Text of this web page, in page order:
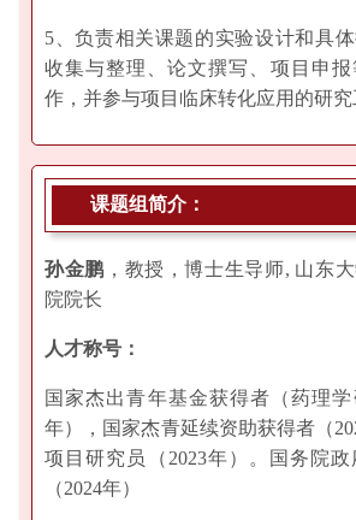
5、负责相关课题的实验设计和具
收集与整理、论文撰写、项目申报
作，并参与项目临床转化应用的研究
课题组简介：
孙金鹏 ，教授，博士生导师, 山东
院院长
人才称号：
国家杰出青年基金获得者（药理学
年），国家杰青延续资助获得者（
项目研究员（2023年）。国务院
（2024年）